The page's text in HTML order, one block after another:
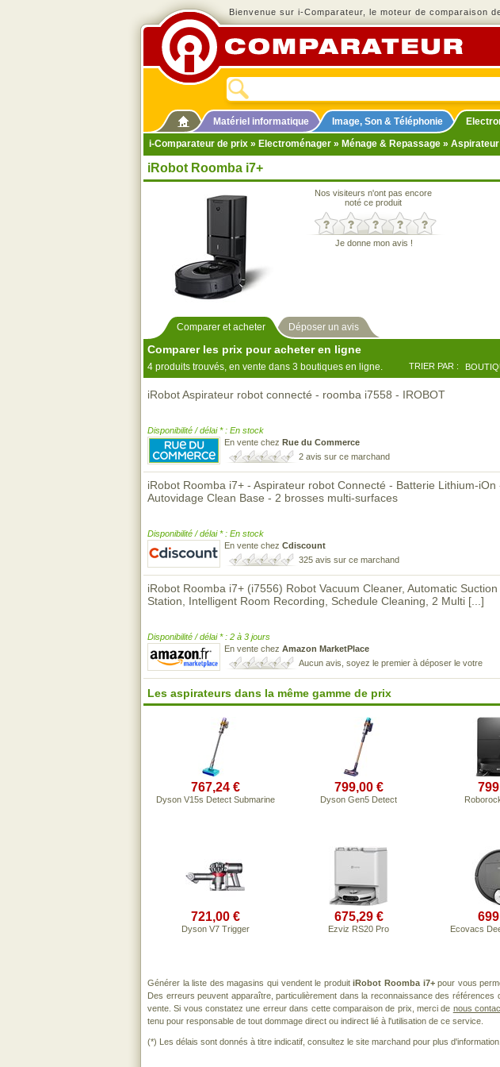
Bienvenue sur i-Comparateur, le moteur de comparaison
Matériel informatique Image, Son & Téléphonie
i-Comparateur de prix » Electroménager » Ménage & Repassage » Aspirateur
iRobot Roomba i7+
Nos visiteurs n'ont pas encore
noté ce produit
Je donne mon avis !
Comparer et acheter Déposer un avis
Comparer les prix pour acheter en ligne
4 produits trouvés, en vente dans 3 boutiques en ligne. TRIER PAR :
iRobot Aspirateur robot connecté - roomba i7558 - IROBOT
Disponibilité / délai * : En stock
En vente chez Rue du Commerce
2 avis sur ce marchand
iRobot Roomba i7+ - Aspirateur robot Connecté - Batterie Lithium-iOn
Autovidage Clean Base - 2 brosses multi-surfaces
Disponibilité / délai * : En stock
En vente chez Cdiscount
325 avis sur ce marchand
iRobot Roomba i7+ (i7556) Robot Vacuum Cleaner, Automatic Suction
Station, Intelligent Room Recording, Schedule Cleaning, 2 Multi [...]
Disponibilité / délai * : 2 à 3 jours
En vente chez Amazon MarketPlace
Aucun avis, soyez le premier à déposer le votre
Les aspirateurs dans la même gamme de prix
767,24 €
Dyson V15s Detect Submarine
799,00 €
Dyson Gen5 Detect
721,00 €
Dyson V7 Trigger
675,29 €
Ezviz RS20 Pro Ecovacs
Générer la liste des magasins qui vendent le produitiRobot Roomba i7+pour vous
Des erreurs peuvent apparaître, particulièrement dans la reconnaissance des références
vente. Si vous constatez une erreur dans cette comparaison de prix, merci de nous
tenu pour responsable de tout dommage direct ou indirect lié à l'utilisation de ce service.
(*) Les délais sont donnés à titre indicatif, consultez le site marchand pour plus d'information.